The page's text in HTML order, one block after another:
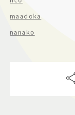
maadoka
nanako